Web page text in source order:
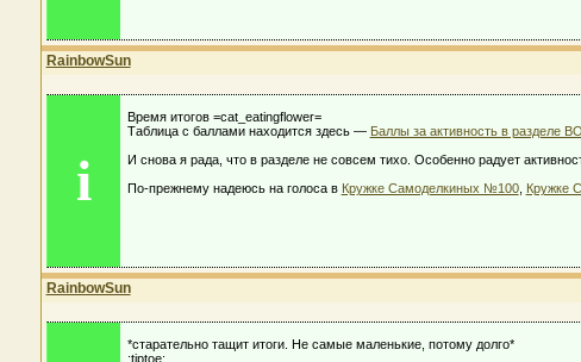
RainbowSun
i
Время итогов =cat_eatingflower=
Таблица с баллами находится здесь — Баллы за активность в разделе
И снова я рада, что в разделе не совсем тихо. Особенно радует
По-прежнему надеюсь на голоса в Кружке Самоделкиных №100, Кружке
RainbowSun
*старательно тащит итоги. Не самые маленькие, потому долго*
:tiptoe: